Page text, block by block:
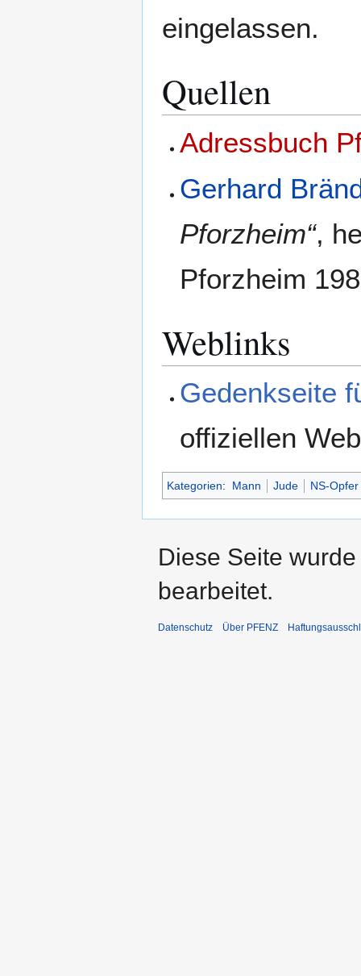
eingelassen.
Quellen
Adressbuch
Gerhard
Pforzheim“,
Pforzheim
Weblinks
Gedenkseite
offiziellen
Kategorien: Mann Jude NS-Opfer
Diese Seite
bearbeitet.
Datenschutz Über PFENZ